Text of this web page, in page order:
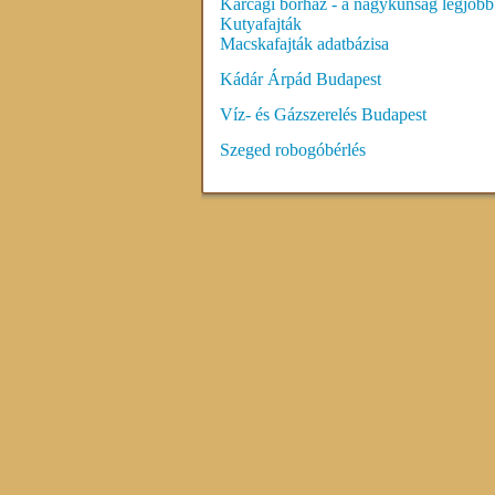
Karcagi borház - a nagykunság
Kutyafajták
Macskafajták adatbázisa
Kádár Árpád Budapest
Víz- és Gázszerelés Budapest
Szeged robogóbérlés